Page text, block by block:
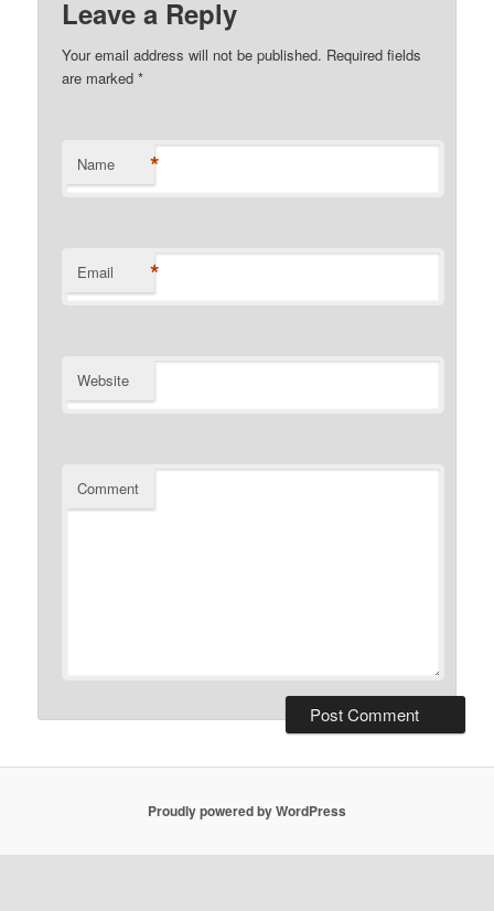
Leave a Reply
Your email address will not be published. Required fields
are marked*
Name *
Email *
Website
Comment
Proudly powered by WordPress